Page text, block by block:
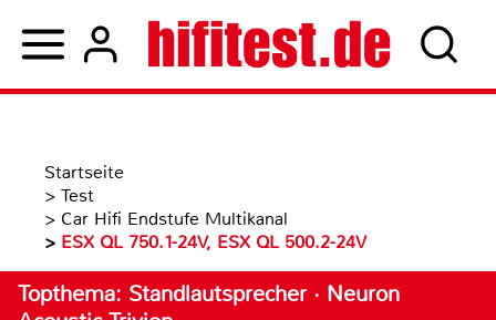
Startseite
> Test
> Car Hifi Endstufe Multikanal
> ESX QL 750.1-24V, ESX QL 500.2-24V
Topthema: Standlautsprecher · Neuron